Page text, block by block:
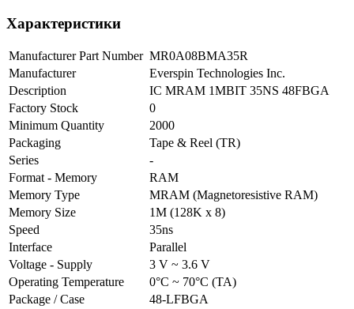
Характеристики
Manufacturer Part Number MR0A08BMA35R
Manufacturer
Everspin Technologies Inc.
Description
IC MRAM 1MBIT 35NS 48FBGA
Factory Stock
0
Minimum Quantity
2000
Packaging
Tape & Reel (TR)
Series
-
Format - Memory
RAM
Memory Type
MRAM (Magnetoresistive RAM)
Memory Size
1M (128K x 8)
Speed
35ns
Interface
Parallel
Voltage - Supply
3 V ~ 3.6 V
Operating Temperature
0°C ~ 70°C (TA)
Package / Case
48-LFBGA